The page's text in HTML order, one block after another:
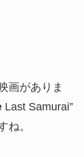
画がありま
Last Samurai”
ね。